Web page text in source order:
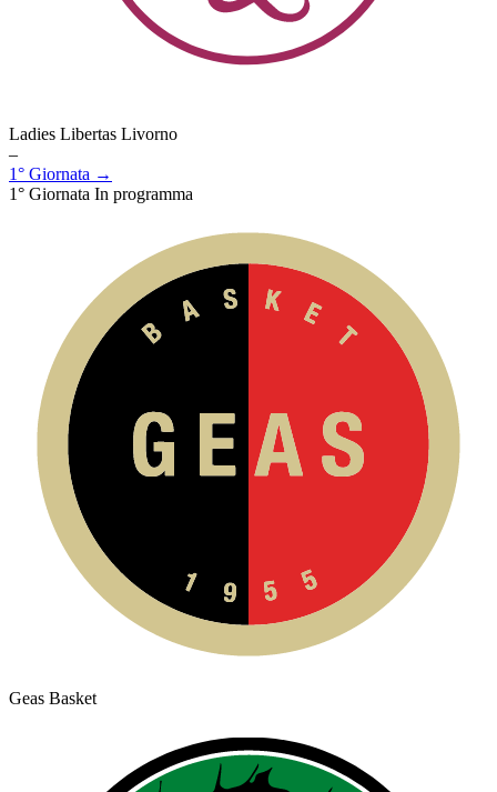
Ladies Libertas Livorno
–
1° Giornata →
1° Giornata In programma
Geas Basket